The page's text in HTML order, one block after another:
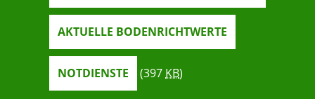
AKTUELLE BODENRICHTWERTE
NOTDIENSTE (397 KB)